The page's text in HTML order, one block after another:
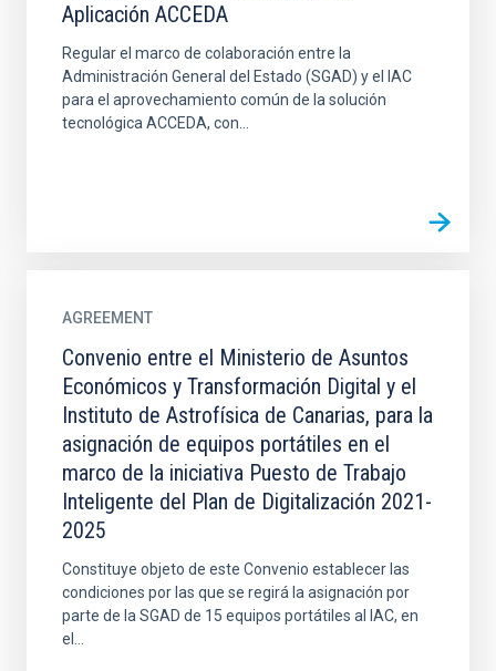
Aplicación ACCEDA
Regular el marco de colaboración entre la
Administración General del Estado (SGAD) y el IAC
para el aprovechamiento común de la solución
tecnológica ACCEDA, con...
AGREEMENT
Convenio entre el Ministerio de Asuntos
Económicos y Transformación Digital y el
Instituto de Astrofísica de Canarias, para la
asignación de equipos portátiles en el
marco de la iniciativa Puesto de Trabajo
Inteligente del Plan de Digitalización 2021-
2025
Constituye objeto de este Convenio establecer las
condiciones por las que se regirá la asignación por
parte de la SGAD de 15 equipos portátiles al IAC, en
el...